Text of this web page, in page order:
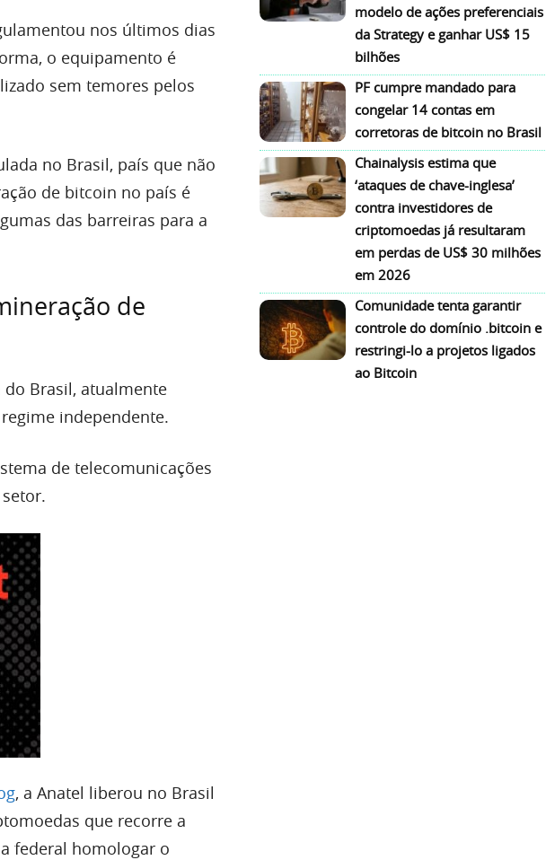
nos últimos dias
o equipamento é
sem temores pelos
no Brasil, país que não
de bitcoin no país é
das barreiras para a
de
Brasil, atualmente
independente.
de telecomunicações
, a Anatel liberou no Brasil
que recorre a
federal homologar o
modelo de ações preferenciais
da Strategy e ganhar US$ 15
bilhões
PF cumpre mandado para
congelar 14 contas em
corretoras de bitcoin no Brasil
Chainalysis estima que
‘ataques de chave-inglesa’
contra investidores de
criptomoedas já resultaram
em perdas de US$ 30 milhões
em 2026
Comunidade tenta garantir
controle do domínio .bitcoin e
restringi-lo a projetos ligados
ao Bitcoin